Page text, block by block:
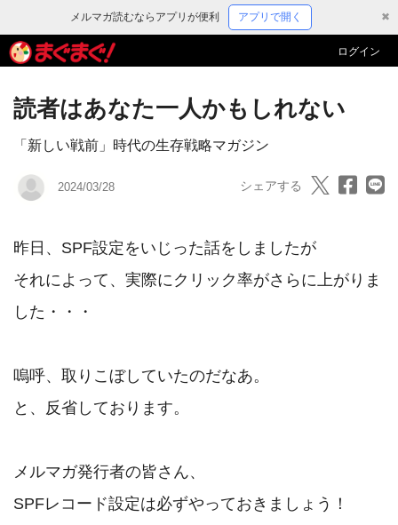
メルマガ読むならアプリが便利 アプリで開く ✖
ログイン
読者はあなた一人かもしれない
「新しい戦前」時代の生存戦略マガジン
2024/03/28 シェアする
昨日、SPF設定をいじった話をしましたが
それによって、実際にクリック率がさらに上がりま
した・・・
嗚呼、取りこぼしていたのだなあ。
と、反省しております。
メルマガ発行者の皆さん、
SPFレコード設定は必ずやっておきましょう！